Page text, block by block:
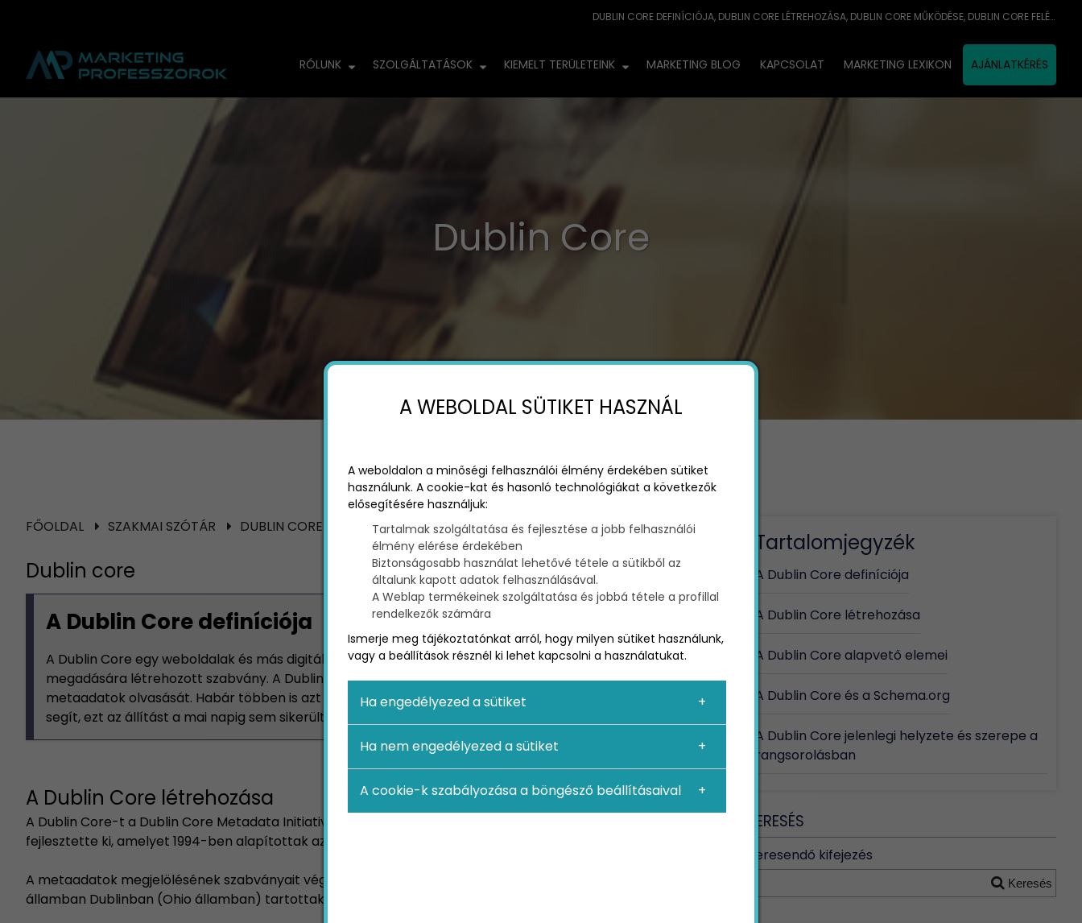
DUBLIN CORE DEFINÍCIÓJA, DUBLIN CORE LÉTREHOZÁSA, DUBLIN CORE MŰKÖDÉSE, DUBLIN CORE FELÉPÍTÉSE
RÓLUNK SZOLGÁLTATÁSOK KIEMELT TERÜLETEINK MARKETING BLOG KAPCSOLAT MARKETING LEXIKON AJÁNLATKÉRÉS
Dublin Core
FŐOLDAL SZAKMAI SZÓTÁR DUBLIN CORE
Dublin core
A Dublin Core definíciója
A Dublin Core egy weboldalak és más digitális dokumentumok metaadatainak és mikroadatainak
megadására létrehozott szabvány. A Dublin Core azért jött létre, hogy egyszerűbbé tegye a
metaadatok olvasását. Habár többen is azt állítják, hogy a Dublin Core a keresőoptimalizálásban is
segít, ezt az állítást a mai napig sem sikerült alátámasztani.
A Dublin Core létrehozása
A Dublin Core-t a Dublin Core Metadata Initiative (Dublin Core Metaadat Kezdeméynezés), röviden DCMI
fejlesztette ki, amelyet 1994-ben alapítottak az amerikai Chicago városában.
A metaadatok megjelölésének szabványait végül 1995-ben véglegesítették egy konferencián, amelyet Ohio
államban Dublinban (Ohio államban) tartottak. Innen jött tehát a név: Dublin Core Metadata.
Tartalomjegyzék
A Dublin Core definíciója
A Dublin Core létrehozása
A Dublin Core alapvető elemei
A Dublin Core és a Schema.org
A Dublin Core jelenlegi helyzete és szerepe a
rangsorolásban
KERESÉS
Keresendő kifejezés
Keresés
A WEBOLDAL SÜTIKET HASZNÁL
A weboldalon a minőségi felhasználói élmény érdekében sütiket
használunk. A cookie-kat és hasonló technológiákat a következők
elősegítésére használjuk:
Tartalmak szolgáltatása és fejlesztése a jobb felhasználói
élmény elérése érdekében
Biztonságosabb használat lehetővé tétele a sütikből az
általunk kapott adatok felhasználásával.
A Weblap termékeinek szolgáltatása és jobbá tétele a profillal
rendelkezők számára
Ismerje meg tájékoztatónkat arról, hogy milyen sütiket használunk,
vagy a beállítások résznél ki lehet kapcsolni a használatukat.
Ha engedélyezed a sütiket
Ha nem engedélyezed a sütiket
A cookie-k szabályozása a böngésző beállításaival